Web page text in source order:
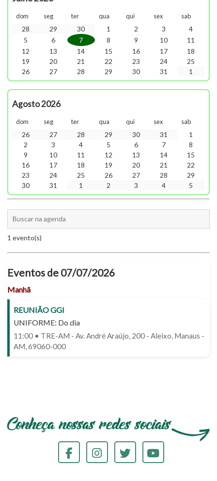
dom seg ter qua qui sex sab
28 29 30 1 2 3
4
5
6 7 8 9 10
11
12
13 14 15 16 17
18
19
20 21 22 23 24
25
26
27 28 29 30 31 1
Agosto 2026
dom seg ter qua qui sex sab
26 27 28 29 30 31
1
2
3 4 5 6 7
8
9
10 11 12 13 14
15
16
17 18 19 20 21
22
23
24 25 26 27 28
29
30
31 1 2 3 4 5
1 evento(s)
Eventos de 07/07/2026
Manhã
REUNIÃO GGI
UNIFORME: Do dia
11:00 • TRE-AM - Av. André Araújo, 200 - Aleixo, Manaus -
AM, 69060-000